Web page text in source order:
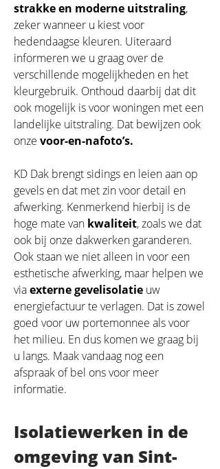
strakke en moderne uitstraling,
zeker wanneer u kiest voor
hedendaagse kleuren. Uiteraard
informeren we u graag over de
verschillende mogelijkheden en het
kleurgebruik. Onthoud daarbij dat dit
ook mogelijk is voor woningen met een
landelijke uitstraling. Dat bewijzen ook
onze voor-en-nafoto’s.
KD Dak brengt sidings en leien aan op
gevels en dat met zin voor detail en
afwerking. Kenmerkend hierbij is de
hoge mate van kwaliteit, zoals we dat
ook bij onze dakwerken garanderen.
Ook staan we niet alleen in voor een
esthetische afwerking, maar helpen we
viaexterne gevelisolatie uw
energiefactuur te verlagen. Dat is zowel
goed voor uw portemonnee als voor
het milieu. En dus komen we graag bij
u langs. Maak vandaag nog een
afspraak of bel ons voor meer
informatie.
Isolatiewerken in de
omgeving van Sint-